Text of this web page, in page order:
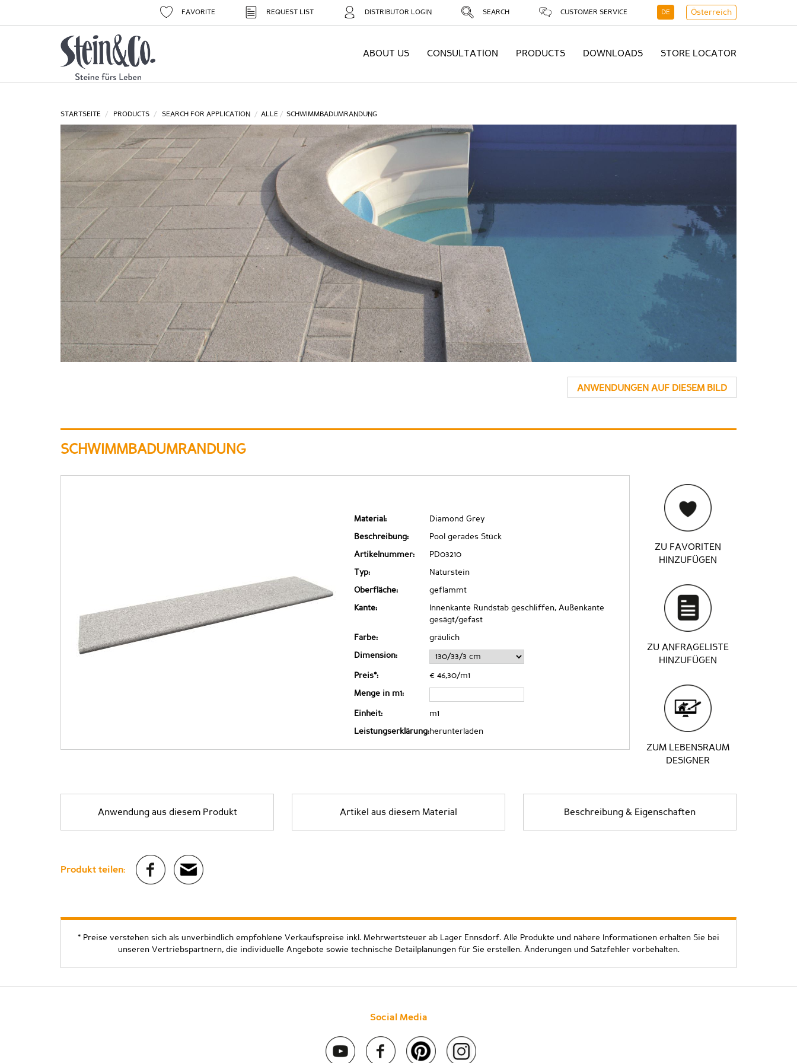
FAVORITE REQUEST LIST DISTRIBUTOR LOGIN SEARCH CUSTOMER SERVICE DE Österreich
ABOUT US CONSULTATION PRODUCTS DOWNLOADS STORE LOCATOR
STARTSEITE PRODUCTS SEARCH FOR APPLICATION ALLE SCHWIMMBADUMRANDUNG
ANWENDUNGEN AUF DIESEM BILD
SCHWIMMBADUMRANDUNG
Material: Diamond Grey
Beschreibung: Pool gerades Stück
Artikelnummer: PD03210
Typ: Naturstein
Oberfläche: geflammt
Kante:
Innenkante Rundstab geschliffen, Außenkante
gesägt/gefast
Farbe: gräulich
Dimension:
Preis*: € 46,30/m1
Menge in m1:
Einheit: m1
Leistungserklärung:herunterladen
ZU FAVORITEN
HINZUFÜGEN
ZU ANFRAGELISTE
HINZUFÜGEN
ZUM LEBENSRAUM
DESIGNER
Anwendung aus diesem Produkt Artikel aus diesem Material Beschreibung & Eigenschaften
Produkt teilen:
* Preise verstehen sich als unverbindlich empfohlene Verkaufspreise inkl. Mehrwertsteuer ab Lager Ennsdorf. Alle Produkte und nähere Informationen erhalten Sie bei
unseren Vertriebspartnern, die individuelle Angebote sowie technische Detailplanungen für Sie erstellen. Änderungen und Satzfehler vorbehalten.
Social Media